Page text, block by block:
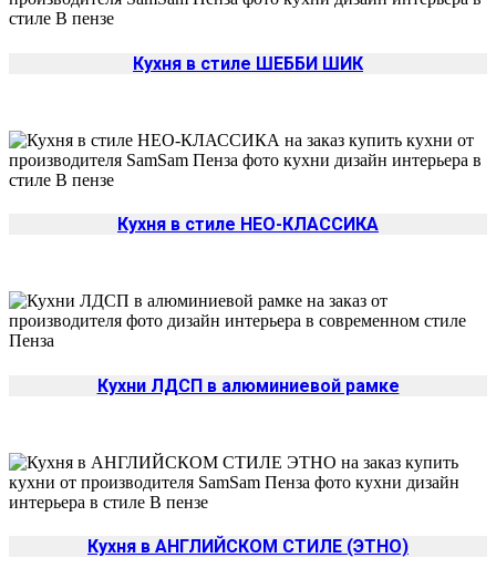
Кухня в стиле ШЕББИ ШИК
Кухня в стиле НЕО-КЛАССИКА
Кухни ЛДСП в алюминиевой рамке
Кухня в АНГЛИЙСКОМ СТИЛЕ (ЭТНО)